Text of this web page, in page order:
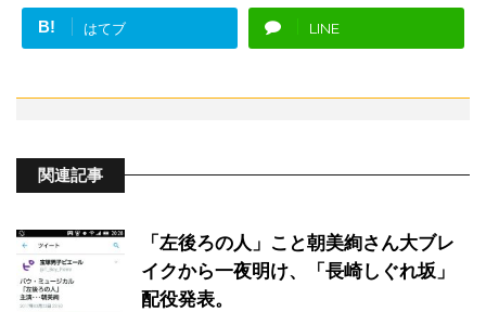
B! はてブ LINE
関連記事
「左後ろの人」こと朝美絢さん大ブレ
イクから一夜明け、「長崎しぐれ坂」
配役発表。